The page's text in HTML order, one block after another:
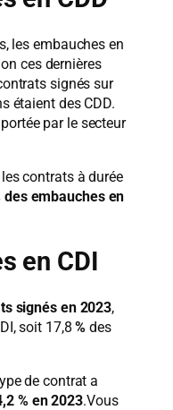
les embauches en
ces dernières
signés sur
étaient des CDD.
par le secteur
les contrats à durée
des embauches en
en CDI
signés en 2023,
soit 17,8 % des
de contrat a
% en 2023.Vous